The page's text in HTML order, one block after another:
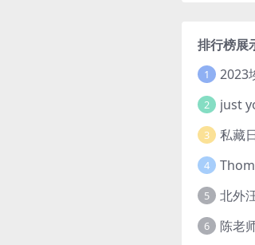
排行榜展
1
2
3 私藏
4
5
6